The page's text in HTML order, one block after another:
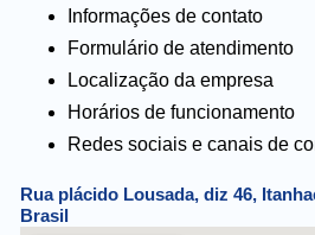
Informações de contato
Formulário de atendimento
Localização da empresa
Horários de funcionamento
Redes sociais e canais de
Rua plácido Lousada, diz 46,
Brasil